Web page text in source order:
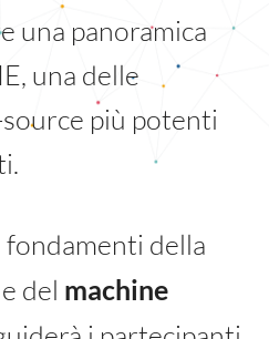
una panoramica
una delle
più potenti
fondamenti della
e del machine